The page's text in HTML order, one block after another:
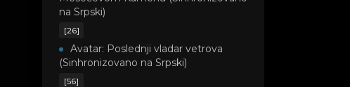
na Srpski)
[26]
Avatar: Poslednji vladar vetrova
(Sinhronizovano na Srpski)
[56]